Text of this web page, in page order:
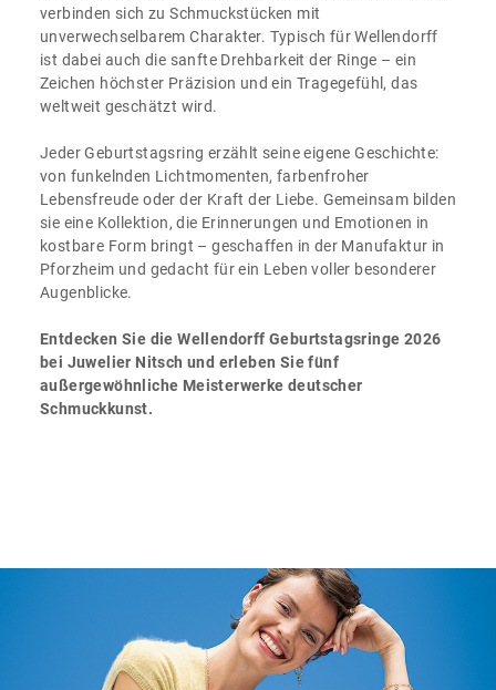
verbinden sich zu Schmuckstücken mit
unverwechselbarem Charakter. Typisch für Wellendorff
ist dabei auch die sanfte Drehbarkeit der Ringe – ein
Zeichen höchster Präzision und ein Tragegefühl, das
weltweit geschätzt wird.
Jeder Geburtstagsring erzählt seine eigene Geschichte:
von funkelnden Lichtmomenten, farbenfroher
Lebensfreude oder der Kraft der Liebe. Gemeinsam bilden
sie eine Kollektion, die Erinnerungen und Emotionen in
kostbare Form bringt – geschaffen in der Manufaktur in
Pforzheim und gedacht für ein Leben voller besonderer
Augenblicke.
Entdecken Sie die Wellendorff Geburtstagsringe 2026
bei Juwelier Nitsch und erleben Sie fünf
außergewöhnliche Meisterwerke deutscher
Schmuckkunst.